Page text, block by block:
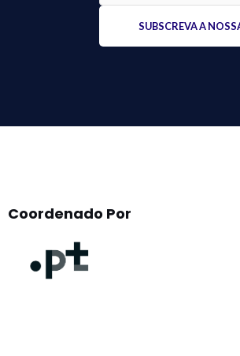
Coordenado Por